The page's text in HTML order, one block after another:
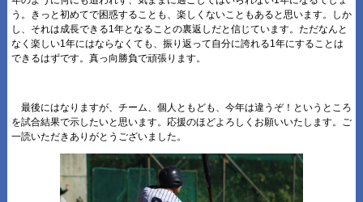
う。きっと初めてで困惑することも、楽しくないこともあると思います。しか
し、それは成長できる1年となることの裏返しだと信じています。ただなんと
なく楽しい1年にはならなくても、振り返って自分に誇れる1年にすることは
できるはずです。真っ向勝負で頑張ります。
最後にはなりますが、チーム、個人ともども、今年は違うぞ！というところ
を試合結果で示したいと思います。応援のほどよろしくお願いいたします。ご
一読いただきありがとうございました。